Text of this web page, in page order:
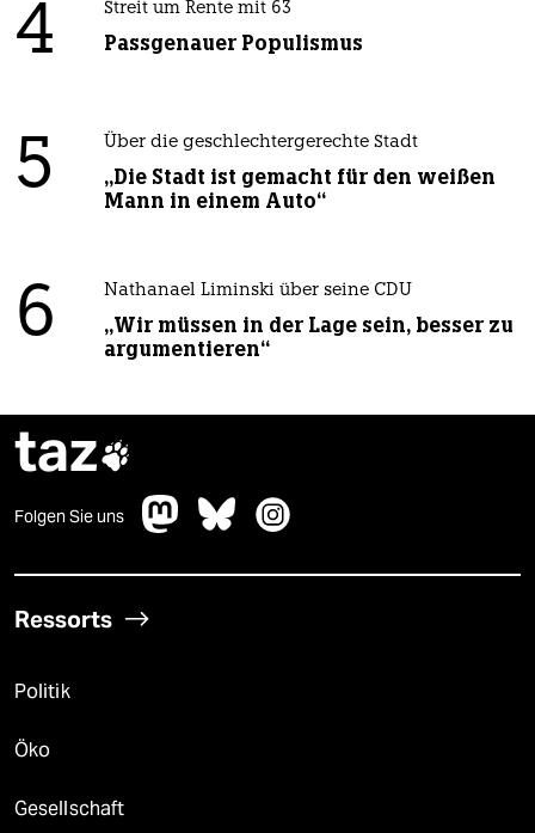
4 Streit um Rente mit 63
Passgenauer Populismus
5 Über die geschlechtergerechte Stadt
„Die Stadt ist gemacht für den weißen
Mann in einem Auto“
6 Nathanael Liminski über seine CDU
„Wir müssen in der Lage sein, besser zu
argumentieren“
taz
Folgen Sie uns
Ressorts
Politik
Öko
Gesellschaft